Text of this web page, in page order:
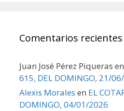
Comentarios recientes
Juan José Pérez Piqueras en
615, DEL DOMINGO, 21/
Alexis Morales en EL
DOMINGO, 04/01/2026